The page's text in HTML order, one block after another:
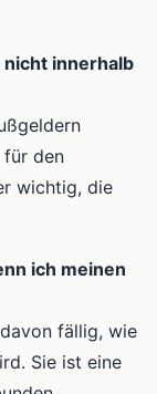
nicht innerhalb
für den
wichtig, die
ich meinen
fällig, wie
Sie ist eine